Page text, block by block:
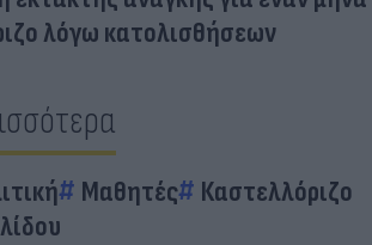
λόγω κατολισθήσεων
Μαθητές
Καστελλόριζο